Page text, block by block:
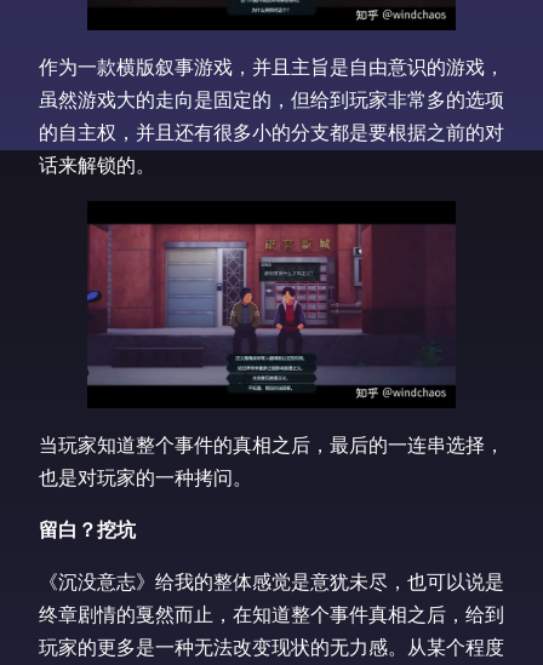
作为一款横版叙事游戏，并且主旨是自由意识的游戏，
虽然游戏大的走向是固定的，但给到玩家非常多的选项
的自主权，并且还有很多小的分支都是要根据之前的对
话来解锁的。
当玩家知道整个事件的真相之后，最后的一连串选择，
也是对玩家的一种拷问。
留白？挖坑
《沉没意志》给我的整体感觉是意犹未尽，也可以说是
终章剧情的戛然而止，在知道整个事件真相之后，给到
玩家的更多是一种无法改变现状的无力感。从某个程度